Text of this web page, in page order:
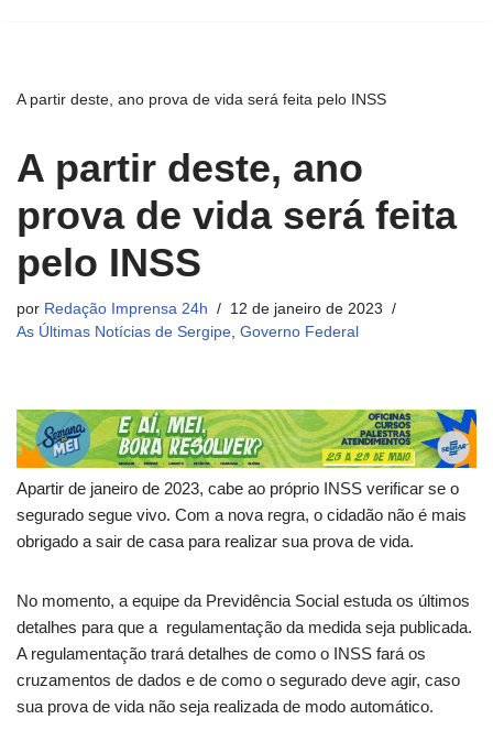
A partir deste, ano prova de vida será feita pelo INSS
A partir deste, ano
prova de vida será feita
pelo INSS
por Redação Imprensa 24h
12 de janeiro de 2023
As Últimas Notícias de Sergipe, Governo Federal
Apartir de janeiro de 2023, cabe ao próprio INSS verificar se o
segurado segue vivo. Com a nova regra, o cidadão não é mais
obrigado a sair de casa para realizar sua prova de vida.
No momento, a equipe da Previdência Social estuda os últimos
detalhes para que a regulamentação da medida seja publicada.
A regulamentação trará detalhes de como o INSS fará os
cruzamentos de dados e de como o segurado deve agir, caso
sua prova de vida não seja realizada de modo automático.